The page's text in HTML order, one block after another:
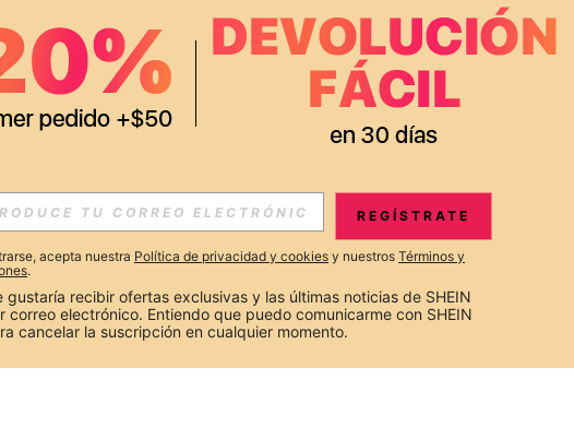
REGÍSTRATE
acepta nuestra Política de privacidad y cookies y nuestros Términos y
.
gustaría recibir ofertas exclusivas y las últimas noticias de SHEIN
correo electrónico. Entiendo que puedo comunicarme con SHEIN
cancelar la suscripción en cualquier momento.